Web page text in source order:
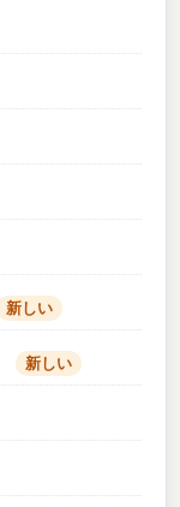
新しい
新しい